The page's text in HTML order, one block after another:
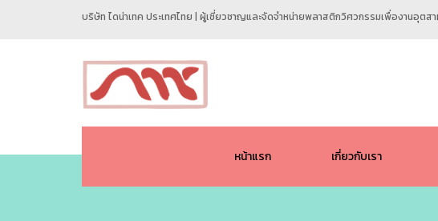
บริษัท ไดน่าเทค ประเทศไทย | ผู้เชี่ยวชาญและจัดจำหน่ายพลาสติกวิศวกรรมเพื่องานอุตส
หน้าแรก เกี่ยวกับเรา